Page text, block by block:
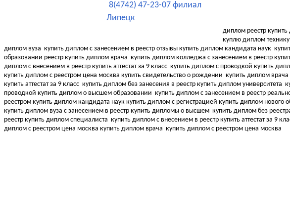
8(4742) 47-23-07 филиал
Липецк
диплом реестр
куплю диплом
диплом вуза купить диплом с занесением в реестр отзывы купить диплом кандидата наук
образовании реестр купить диплом врача купить диплом колледжа с занесением в реестр
диплом с внесением в реестр купить аттестат за 9 класс купить диплом с проводкой купить
купить диплом с реестром цена москва купить свидетельство о рождении купить диплом врача
купить аттестат за 9 класс купить диплом без занесения в реестр купить диплом университета
проводкой купить диплом о высшем образовании купить диплом с занесением в реестр
реестром купить диплом кандидата наук купить диплом с регистрацией купить диплом нового
купить диплом вуза с занесением в реестр купить дипломы о высшем купить диплом без
реестр купить диплом специалиста купить диплом с внесением в реестр купить аттестат за 9
диплом с реестром цена москва купить диплом врача купить диплом с реестром цена москва